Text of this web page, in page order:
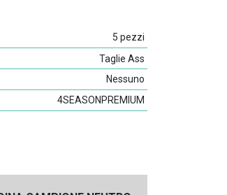
5 pezzi
Taglie Ass
Nessuno
4SEASONPREMIUM